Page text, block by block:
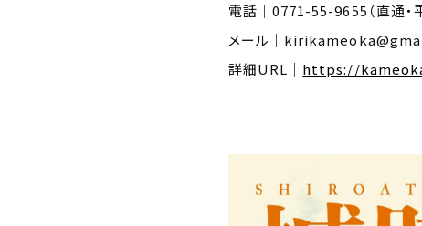
電話｜0771-55-9655（直通・
メール｜
詳細URL｜ https://